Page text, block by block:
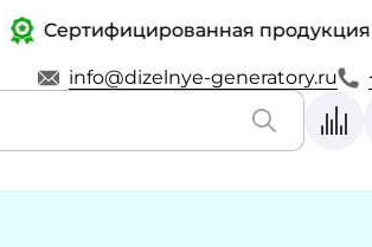
Сертифицированная продукция
info@dizelnye-generatory.ru